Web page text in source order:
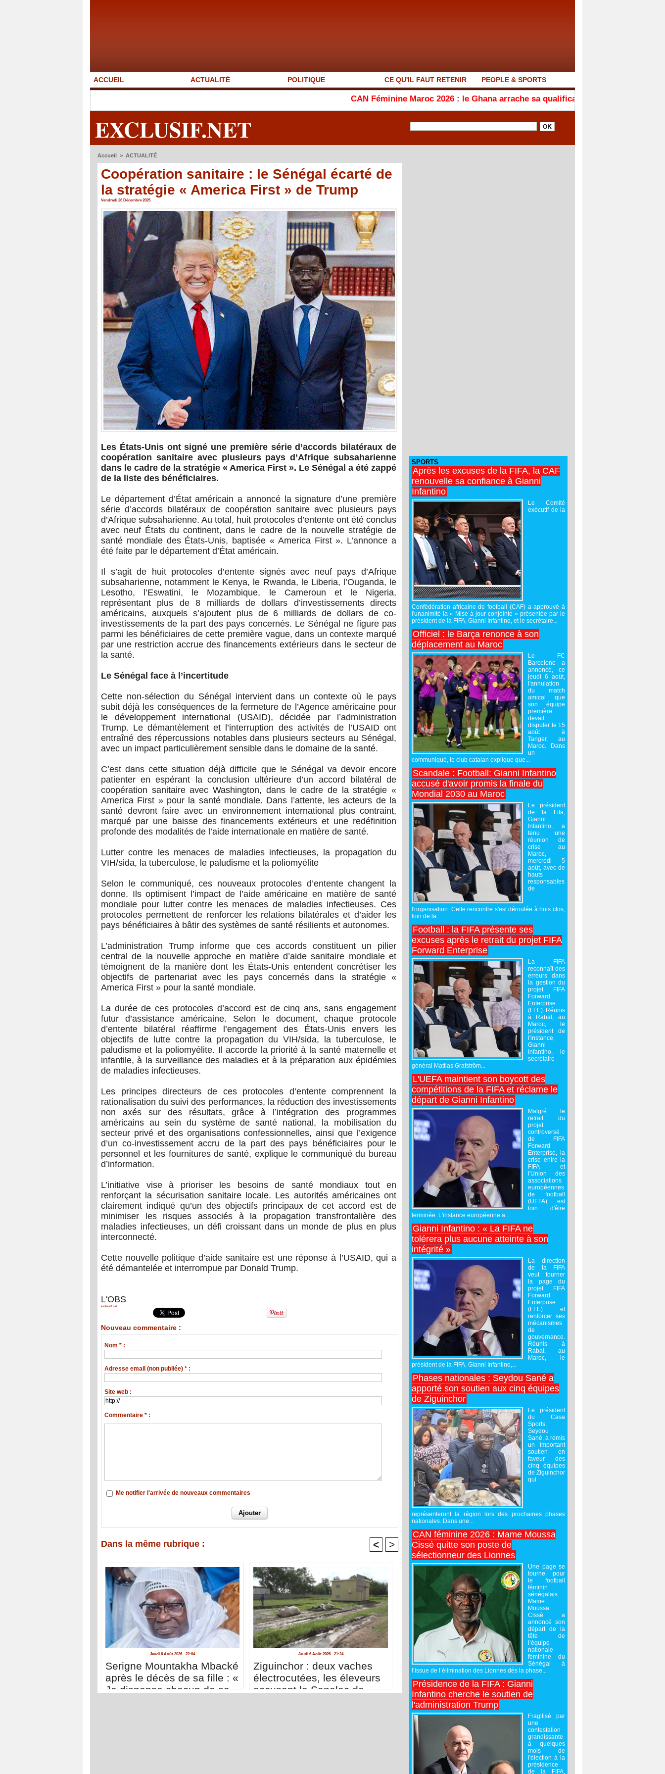
ACCUEIL ACTUALITÉ POLITIQUE CE QU'IL FAUT RETENIR PEOPLE & SPORTS
CAN Féminine Maroc 2026 : le Ghana arrache sa qualification en quarts de finale après
EXCLUSIF.NET
Accueil > ACTUALITÉ
Coopération sanitaire : le Sénégal écarté de
la stratégie « America First » de Trump
Vendredi 26 Décembre 2025
Les États-Unis ont signé une première série d’accords bilatéraux de
coopération sanitaire avec plusieurs pays d’Afrique subsaharienne
dans le cadre de la stratégie « America First ». Le Sénégal a été zappé
de la liste des bénéficiaires.
Le département d’État américain a annoncé la signature d’une première
série d’accords bilatéraux de coopération sanitaire avec plusieurs pays
d’Afrique subsaharienne. Au total, huit protocoles d’entente ont été conclus
avec neuf États du continent, dans le cadre de la nouvelle stratégie de
santé mondiale des États-Unis, baptisée « America First ». L’annonce a
été faite par le département d’État américain.
Il s’agit de huit protocoles d’entente signés avec neuf pays d’Afrique
subsaharienne, notamment le Kenya, le Rwanda, le Liberia, l’Ouganda, le
Lesotho, l’Eswatini, le Mozambique, le Cameroun et le Nigeria,
représentant plus de 8 milliards de dollars d’investissements directs
américains, auxquels s’ajoutent plus de 6 milliards de dollars de co-
investissements de la part des pays concernés. Le Sénégal ne figure pas
parmi les bénéficiaires de cette première vague, dans un contexte marqué
par une restriction accrue des financements extérieurs dans le secteur de
la santé.
Le Sénégal face à l’incertitude
Cette non-sélection du Sénégal intervient dans un contexte où le pays
subit déjà les conséquences de la fermeture de l’Agence américaine pour
le développement international (USAID), décidée par l’administration
Trump. Le démantèlement et l’interruption des activités de l’USAID ont
entraîné des répercussions notables dans plusieurs secteurs au Sénégal,
avec un impact particulièrement sensible dans le domaine de la santé.
C’est dans cette situation déjà difficile que le Sénégal va devoir encore
patienter en espérant la conclusion ultérieure d’un accord bilatéral de
coopération sanitaire avec Washington, dans le cadre de la stratégie «
America First » pour la santé mondiale. Dans l’attente, les acteurs de la
santé devront faire avec un environnement international plus contraint,
marqué par une baisse des financements extérieurs et une redéfinition
profonde des modalités de l’aide internationale en matière de santé.
Lutter contre les menaces de maladies infectieuses, la propagation du
VIH/sida, la tuberculose, le paludisme et la poliomyélite
Selon le communiqué, ces nouveaux protocoles d’entente changent la
donne. Ils optimisent l’impact de l’aide américaine en matière de santé
mondiale pour lutter contre les menaces de maladies infectieuses. Ces
protocoles permettent de renforcer les relations bilatérales et d’aider les
pays bénéficiaires à bâtir des systèmes de santé résilients et autonomes.
L’administration Trump informe que ces accords constituent un pilier
central de la nouvelle approche en matière d’aide sanitaire mondiale et
témoignent de la manière dont les États-Unis entendent concrétiser les
objectifs de partenariat avec les pays concernés dans la stratégie «
America First » pour la santé mondiale.
La durée de ces protocoles d’accord est de cinq ans, sans engagement
futur d’assistance américaine. Selon le document, chaque protocole
d’entente bilatéral réaffirme l’engagement des États-Unis envers les
objectifs de lutte contre la propagation du VIH/sida, la tuberculose, le
paludisme et la poliomyélite. Il accorde la priorité à la santé maternelle et
infantile, à la surveillance des maladies et à la préparation aux épidémies
de maladies infectieuses.
Les principes directeurs de ces protocoles d’entente comprennent la
rationalisation du suivi des performances, la réduction des investissements
non axés sur des résultats, grâce à l’intégration des programmes
américains au sein du système de santé national, la mobilisation du
secteur privé et des organisations confessionnelles, ainsi que l’exigence
d’un co-investissement accru de la part des pays bénéficiaires pour le
personnel et les fournitures de santé, explique le communiqué du bureau
d’information.
L’initiative vise à prioriser les besoins de santé mondiaux tout en
renforçant la sécurisation sanitaire locale. Les autorités américaines ont
clairement indiqué qu’un des objectifs principaux de cet accord est de
minimiser les risques associés à la propagation transfrontalière des
maladies infectieuses, un défi croissant dans un monde de plus en plus
interconnecté.
Cette nouvelle politique d’aide sanitaire est une réponse à l’USAID, qui a
été démantelée et interrompue par Donald Trump.
L'OBS
exclusif net
Nouveau commentaire :
Nom * :
Adresse email (non publiée) * :
Site web :
Commentaire * :
Me notifier l'arrivée de nouveaux commentaires
Dans la même rubrique : < >
Jeudi 6 Août 2026 - 22:04
Serigne Mountakha Mbacké
après le décès de sa fille : «
Je dispense chacun de se
Jeudi 6 Août 2026 - 21:24
Ziguinchor : deux vaches
électrocutées, les éleveurs
accusent la Senelec de
SPORTS
Après les excuses de la FIFA, la CAF
renouvelle sa confiance à Gianni
Infantino
Le Comité
exécutif de la
Confédération africaine de football (CAF) a approuvé à
l'unanimité la « Mise à jour conjointe » présentée par le
président de la FIFA, Gianni Infantino, et le secrétaire...
Officiel : le Barça renonce à son
déplacement au Maroc
Le FC
Barcelone a
annoncé, ce
jeudi 6 août,
l'annulation
du match
amical que
son équipe
première
devait
disputer le 15
août à
Tanger, au
Maroc. Dans
un
communiqué, le club catalan explique que...
Scandale : Football: Gianni Infantino
accusé d'avoir promis la finale du
Mondial 2030 au Maroc
Le président
de la Fifa,
Gianni
Infantino, a
tenu une
réunion de
crise au
Maroc,
mercredi 5
août, avec de
hauts
responsables
de
l'organisation. Cette rencontre s'est déroulée à huis clos,
loin de la...
Football : la FIFA présente ses
excuses après le retrait du projet FIFA
Forward Enterprise
La FIFA
reconnaît des
erreurs dans
la gestion du
projet FIFA
Forward
Enterprise
(FFE). Réunis
à Rabat, au
Maroc, le
président de
l'instance,
Gianni
Infantino, le
secrétaire
général Mattias Grafström...
L'UEFA maintient son boycott des
compétitions de la FIFA et réclame le
départ de Gianni Infantino
Malgré le
retrait du
projet
controversé
de FIFA
Forward
Enterprise, la
crise entre la
FIFA et
l'Union des
associations
européennes
de football
(UEFA) est
loin d'être
terminée. L'instance européenne a...
Gianni Infantino : « La FIFA ne
tolérera plus aucune atteinte à son
intégrité »
La direction
de la FIFA
veut tourner
la page du
projet FIFA
Forward
Enterprise
(FFE) et
renforcer ses
mécanismes
de
gouvernance.
Réunis à
Rabat, au
Maroc, le
président de la FIFA, Gianni Infantino,...
Phases nationales : Seydou Sané a
apporté son soutien aux cinq équipes
de Ziguinchor
Le président
du Casa
Sports,
Seydou
Sané, a remis
un important
soutien en
faveur des
cinq équipes
de Ziguinchor
qui
représenteront la région lors des prochaines phases
nationales. Dans une...
CAN féminine 2026 : Mame Moussa
Cissé quitte son poste de
sélectionneur des Lionnes
Une page se
tourne pour
le football
féminin
sénégalais.
Mame
Moussa
Cissé a
annoncé son
départ de la
tête de
l’équipe
nationale
féminine du
Sénégal à
l’issue de l’élimination des Lionnes dès la phase...
Présidence de la FIFA : Gianni
Infantino cherche le soutien de
l'administration Trump
Fragilisé par
une
contestation
grandissante
à quelques
mois de
l'élection à la
présidence
de la FIFA,